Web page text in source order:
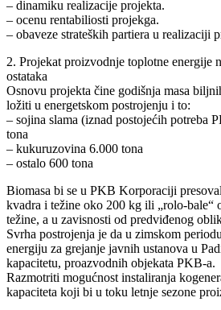
– dinamiku realizacije projekta.
– ocenu rentabiliosti projekga.
– obaveze strateških partiera u realizaciji
2. Projekat proizvodnje toplotne energije
ostataka
Osnovu projekta čine godišnja masa
ložiti u energetskom postrojenju i to:
– sojina slama (iznad postojećih potreba
tona
– kukuruzovina 6.000 tona
– ostalo 600 tona
Biomasa bi se u PKB Korporaciji
kvadra i težine oko 200 kg ili „rolo-bale“
težine, a u zavisnosti od predviđenog
Svrha postrojenja je da u zimskom
energiju za grejanje javnih ustanova u
kapacitetu, proazvodnih objekata PKB-a.
Razmotriti mogućnost instaliranja
kapaciteta koji bi u toku letnje sezone